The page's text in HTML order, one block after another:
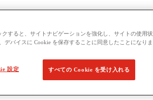
クすると、サイトナビゲーションを強化し、サイトの使用
バイスに Cookie を保存することに同意したことになりま
設定 すべての Cookie を受け入れる